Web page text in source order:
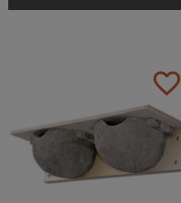
favorite_border